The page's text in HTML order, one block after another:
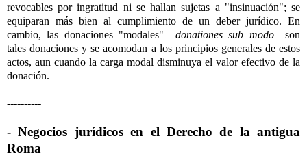
revocables por ingratitud ni se hallan sujetas a "insinuación"; se
equiparan más bien al cumplimiento de un deber jurídico. En
cambio, las donaciones "modales" –donationes sub modo– son
tales donaciones y se acomodan a los principios generales de estos
actos, aun cuando la carga modal disminuya el valor efectivo de la
donación.
----------
- Negocios jurídicos en el Derecho de la antigua
Roma